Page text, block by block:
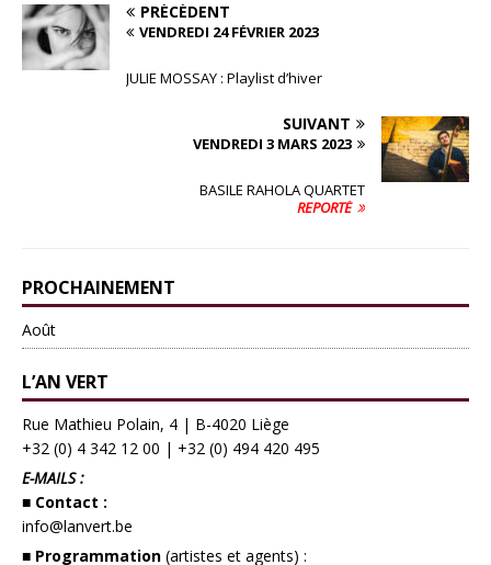
PRÉCÉDENT
VENDREDI 24 FÉVRIER 2023
JULIE MOSSAY : Playlist d’hiver
SUIVANT
VENDREDI 3 MARS 2023
BASILE RAHOLA QUARTET
REPORTÉ
PROCHAINEMENT
Août
L’AN VERT
Rue Mathieu Polain, 4 | B-4020 Liège
+32 (0) 4 342 12 00 | +32 (0) 494 420 495
E-MAILS :
■ Contact :
info@lanvert.be
■ Programmation (artistes et agents) :